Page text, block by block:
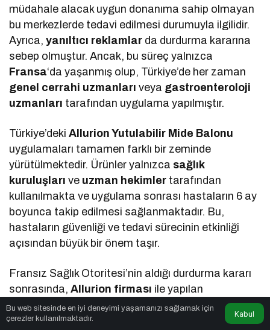
müdahale alacak uygun donanıma sahip olmayan
bu merkezlerde tedavi edilmesi durumuyla ilgilidir.
Ayrıca,yanıltıcı reklamlar da durdurma kararına
sebep olmuştur. Ancak, bu süreç yalnızca
Fransa‘da yaşanmış olup, Türkiye’de her zaman
genel cerrahi uzmanları veya gastroenteroloji
uzmanları tarafından uygulama yapılmıştır.
Türkiye’dekiAllurion Yutulabilir Mide Balonu
uygulamaları tamamen farklı bir zeminde
yürütülmektedir. Ürünler yalnızca sağlık
kuruluşları ve uzman hekimler tarafından
kullanılmakta ve uygulama sonrası hastaların 6 ay
boyunca takip edilmesi sağlanmaktadır. Bu,
hastaların güvenliği ve tedavi sürecinin etkinliği
açısından büyük bir önem taşır.
Fransız Sağlık Otoritesi’nin aldığı durdurma kararı
sonrasında,Allurion firması ile yapılan
görüşmeler vesağlık otoriteleriarasında
gerçekleştirilen detaylı incelemeler, ürünün güvenli
Bu web sitesinde en iyi deneyimi yaşamanızı sağlamak için
çerezler kullanılmaktadır.
Kabul